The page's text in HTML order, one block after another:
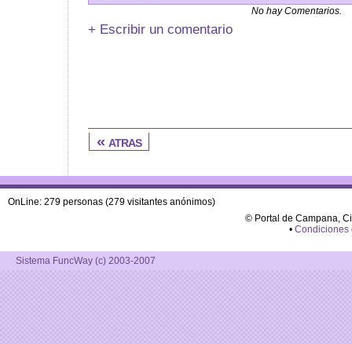
No hay Comentarios.
+ Escribir un comentario
« atras
OnLine: 279 personas (279 visitantes anónimos)
© Portal de Campana,
• Condiciones
Sistema FuncWay (c) 2003-2007